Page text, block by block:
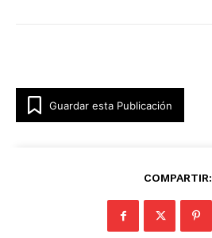
Guardar esta Publicación
COMPARTIR: